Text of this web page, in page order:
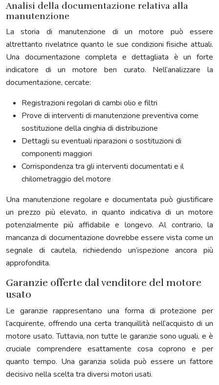
Analisi della documentazione relativa alla
manutenzione
La storia di manutenzione di un motore può essere
altrettanto rivelatrice quanto le sue condizioni fisiche attuali.
Una documentazione completa e dettagliata è un forte
indicatore di un motore ben curato. Nell’analizzare la
documentazione, cercate:
Registrazioni regolari di cambi olio e filtri
Prove di interventi di manutenzione preventiva come
sostituzione della cinghia di distribuzione
Dettagli su eventuali riparazioni o sostituzioni di
componenti maggiori
Corrispondenza tra gli interventi documentati e il
chilometraggio del motore
Una manutenzione regolare e documentata può giustificare
un prezzo più elevato, in quanto indicativa di un motore
potenzialmente più affidabile e longevo. Al contrario, la
mancanza di documentazione dovrebbe essere vista come un
segnale di cautela, richiedendo un’ispezione ancora più
approfondita.
Garanzie offerte dal venditore del motore
usato
Le garanzie rappresentano una forma di protezione per
l’acquirente, offrendo una certa tranquillità nell’acquisto di un
motore usato. Tuttavia, non tutte le garanzie sono uguali, e è
cruciale comprendere esattamente cosa coprono e per
quanto tempo. Una garanzia solida può essere un fattore
decisivo nella scelta tra diversi motori usati.